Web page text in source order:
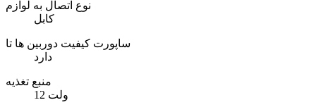
نوع اتصال به لوازم
کابل
ساپورت کیفیت دوربین ها تا
دارد
منبع تغذیه
12 ولت